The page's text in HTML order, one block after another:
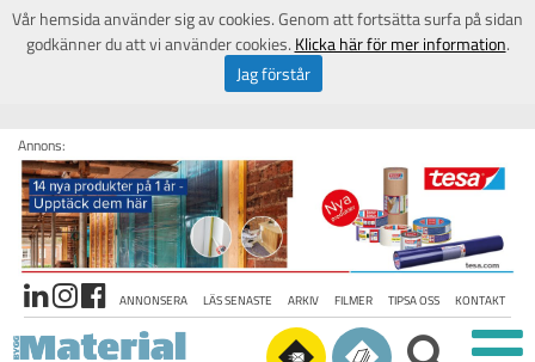
Annons:
ANNONSERA LÄS SENASTE ARKIV FILMER TIPSA OSS KONTAKT
Vår hemsida använder sig av cookies. Genom att fortsätta surfa på sidan
godkänner du att vi använder cookies. Klicka här för mer information.
Jag förstår